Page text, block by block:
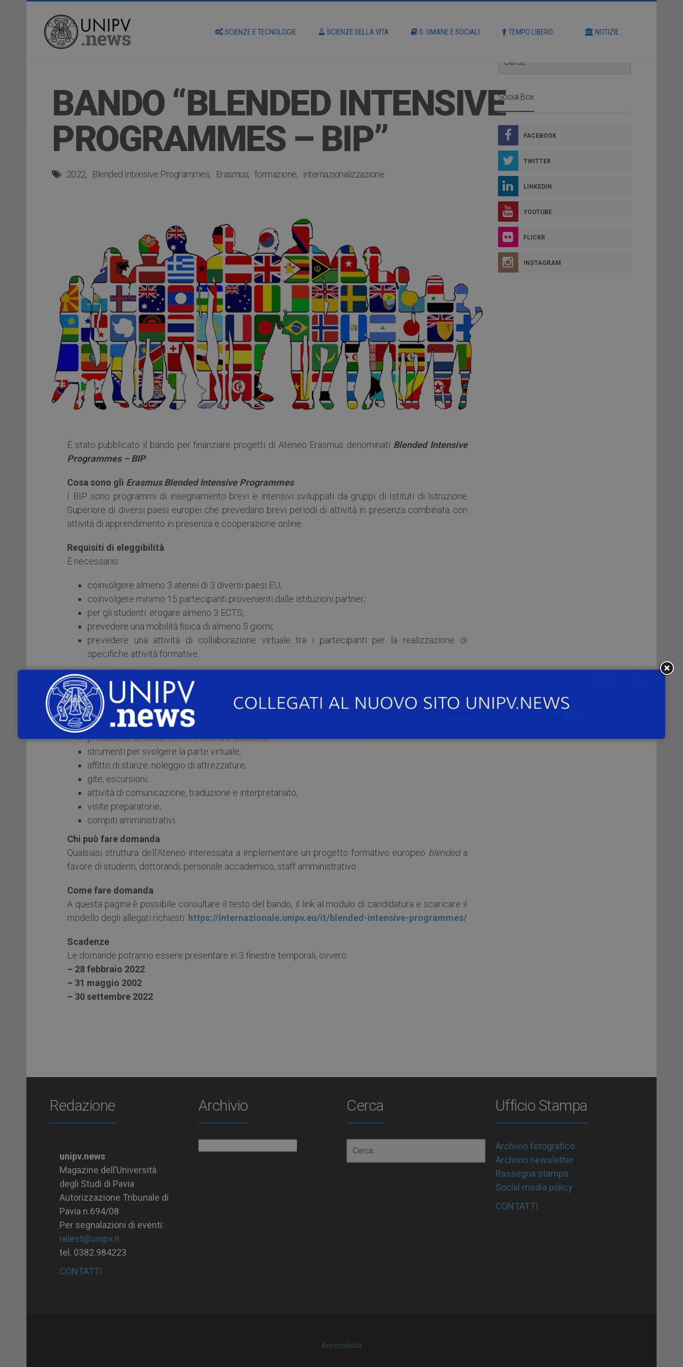
SCIENZE E TECNOLOGIE SCIENZE DELLA VITA S. UMANE E SOCIALI TEMPO LIBERO NOTIZIE
BANDO “BLENDED INTENSIVE
PROGRAMMES – BIP”
2022 Blended Intensive Programmes Erasmus formazione internazionalizzazione
È stato pubblicato il bando per finanziare progetti di Ateneo Erasmus denominati Blended Intensive
Programmes – BIP.
Cosa sono gli Erasmus Blended Intensive Programmes
I BIP sono programmi di insegnamento brevi e intensivi sviluppati da gruppi di Istituti di Istruzione
Superiore di diversi paesi europei che prevedano brevi periodi di attività in presenza combinata con
attività di apprendimento in presenza e cooperazione online.
Requisiti di eleggibilità
È necessario:
coinvolgere almeno 3 atenei di 3 diversi paesi EU;
coinvolgere minimo 15 partecipanti provenienti dalle istituzioni partner;
per gli studenti: erogare almeno 3 ECTS;
prevedere una mobilità fisica di almeno 5 giorni;
prevedere una attività di collaborazione virtuale tra i partecipanti per la realizzazione di
specifiche attività formative.
Cosa finanzia il bando di Ateneo
Per l’anno 2022 l’Università di Pavia mette a disposizione 30 contributi pari a un massimo di 5.000 €
ciascuno sotto forma di lump-sum
per la copertura dei costi organizzativi. I costi ammissibili possono
comprendere:
produzione di documenti o materiale didattico;
strumenti per svolgere la parte virtuale;
affitto di stanze, noleggio di attrezzature;
gite, escursioni;
attività di comunicazione, traduzione e interpretariato;
visite preparatorie;
compiti amministrativi.
Chi può fare domanda
Qualsiasi struttura dell’Ateneo interessata a implementare un progetto formativo europeo blendeda
favore di studenti, dottorandi, personale accademico, staff amministrativo.
Come fare domanda
A questa pagina è possibile consultare il testo del bando, il link al modulo di candidatura e scaricare il
modello degli allegati richiesti: https://internazionale.unipv.eu/it/blended-intensive-programmes/
Scadenze
Le domande potranno essere presentare in 3 finestre temporali, ovvero:
– 28 febbraio 2022
– 31 maggio 2002
– 30 settembre 2022
Social Box
FACEBOOK
TWITTER
LINKEDIN
YOUTUBE
FLICKR
INSTAGRAM
Redazione
unipv.news
Magazine dell’Università
degli Studi di Pavia
Autorizzazione Tribunale di
Pavia n.694/08
Per segnalazioni di eventi:
relest@unipv.it
tel. 0382.984223
CONTATTI
Archivio Cerca Ufficio Stampa
Archivio fotografico
Archivio newsletter
Rassegna stampa
Social media policy
CONTATTI
Accessibilità